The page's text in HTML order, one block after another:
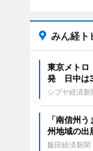
みん経ト
東京メトロ
発 日中は
シブヤ経済新
「南信州
州地域の出
飯田経済新聞